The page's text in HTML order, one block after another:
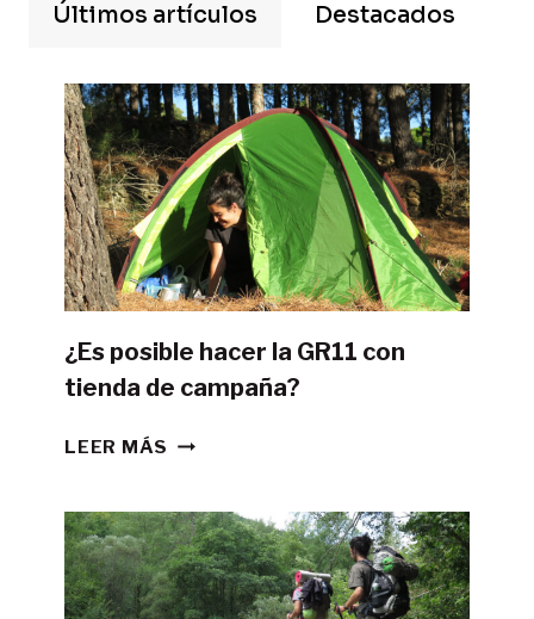
Últimos artículos Destacados
¿Es posible hacer la GR11 con
tienda de campaña?
LEER MÁS ¿ES
LA
GR11
CON
TIENDA